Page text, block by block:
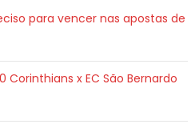
para vencer nas apostas de
Corinthians x EC São Bernardo